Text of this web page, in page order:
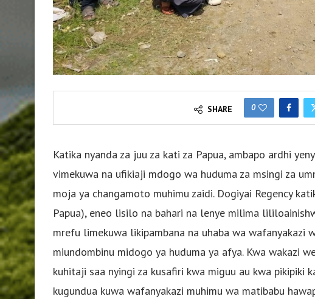
SHARE 0
Katika nyanda za juu za kati za Papua, ambapo ardhi
vimekuwa na ufikiaji mdogo wa huduma za msingi za
moja ya changamoto muhimu zaidi. Dogiyai Regency
Papua), eneo lisilo na bahari na lenye milima
mrefu limekuwa likipambana na uhaba wa wafanyakazi
miundombinu midogo ya huduma ya afya. Kwa wakazi
kuhitaji saa nyingi za kusafiri kwa miguu au kwa pikipiki
kugundua kuwa wafanyakazi muhimu wa matibabu